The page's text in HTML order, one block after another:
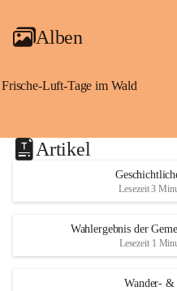
Alben
Frische-Luft-Tage im Wald
Artikel
Lesezeit 3
Wahlergebnis der
Lesezeit 1
Wander- &